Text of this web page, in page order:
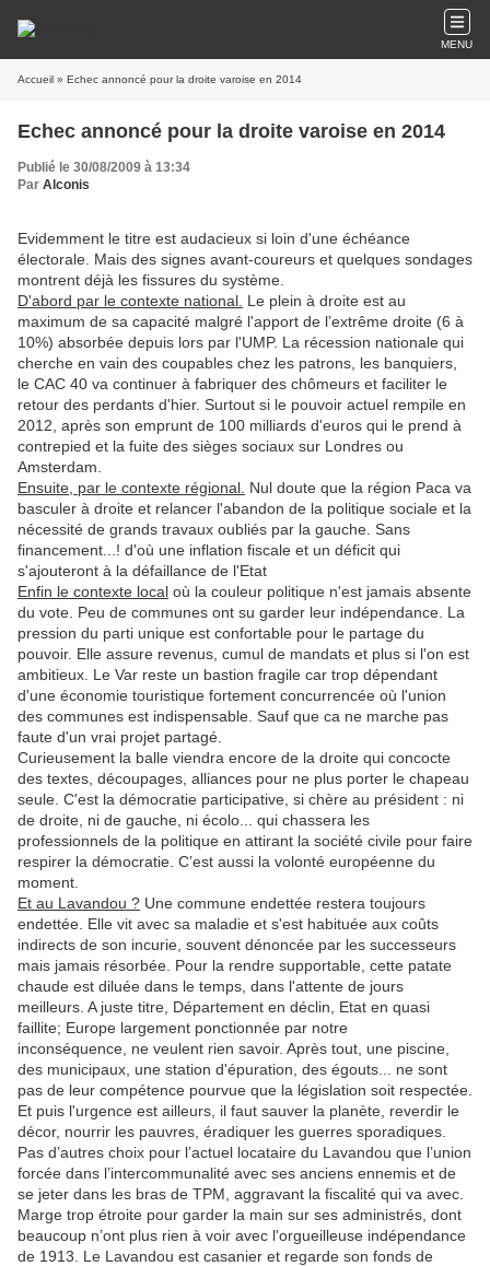
MENU
Accueil » Echec annoncé pour la droite varoise en 2014
Echec annoncé pour la droite varoise en 2014
Publié le 30/08/2009 à 13:34
Par Alconis
Evidemment le titre est audacieux si loin d'une échéance
électorale. Mais des signes avant-coureurs et quelques sondages
montrent déjà les fissures du système.
D'abord par le contexte national. Le plein à droite est au
maximum de sa capacité malgré l'apport de l’extrême droite (6 à
10%) absorbée depuis lors par l'UMP. La récession nationale qui
cherche en vain des coupables chez les patrons, les banquiers,
le CAC 40 va continuer à fabriquer des chômeurs et faciliter le
retour des perdants d'hier. Surtout si le pouvoir actuel rempile en
2012, après son emprunt de 100 milliards d'euros qui le prend à
contrepied et la fuite des sièges sociaux sur Londres ou
Amsterdam.
Ensuite, par le contexte régional. Nul doute que la région Paca va
basculer à droite et relancer l'abandon de la politique sociale et la
nécessité de grands travaux oubliés par la gauche. Sans
financement...! d'où une inflation fiscale et un déficit qui
s'ajouteront à la défaillance de l'Etat
Enfin le contexte local où la couleur politique n'est jamais absente
du vote. Peu de communes ont su garder leur indépendance. La
pression du parti unique est confortable pour le partage du
pouvoir. Elle assure revenus, cumul de mandats et plus si l'on est
ambitieux. Le Var reste un bastion fragile car trop dépendant
d'une économie touristique fortement concurrencée où l'union
des communes est indispensable. Sauf que ca ne marche pas
faute d'un vrai projet partagé.
Curieusement la balle viendra encore de la droite qui concocte
des textes, découpages, alliances pour ne plus porter le chapeau
seule. C'est la démocratie participative, si chère au président : ni
de droite, ni de gauche, ni écolo... qui chassera les
professionnels de la politique en attirant la société civile pour faire
respirer la démocratie. C’est aussi la volonté européenne du
moment.
Et au Lavandou ? Une commune endettée restera toujours
endettée. Elle vit avec sa maladie et s'est habituée aux coûts
indirects de son incurie, souvent dénoncée par les successeurs
mais jamais résorbée. Pour la rendre supportable, cette patate
chaude est diluée dans le temps, dans l'attente de jours
meilleurs. A juste titre, Département en déclin, Etat en quasi
faillite; Europe largement ponctionnée par notre
inconséquence, ne veulent rien savoir. Après tout, une piscine,
des municipaux, une station d'épuration, des égouts... ne sont
pas de leur compétence pourvue que la législation soit respectée.
Et puis l'urgence est ailleurs, il faut sauver la planète, reverdir le
décor, nourrir les pauvres, éradiquer les guerres sporadiques.
Pas d’autres choix pour l’actuel locataire du Lavandou que l’union
forcée dans l’intercommunalité avec ses anciens ennemis et de
se jeter dans les bras de TPM, aggravant la fiscalité qui va avec.
Marge trop étroite pour garder la main sur ses administrés, dont
beaucoup n’ont plus rien à voir avec l'orgueilleuse indépendance
de 1913. Le Lavandou est casanier et regarde son fonds de